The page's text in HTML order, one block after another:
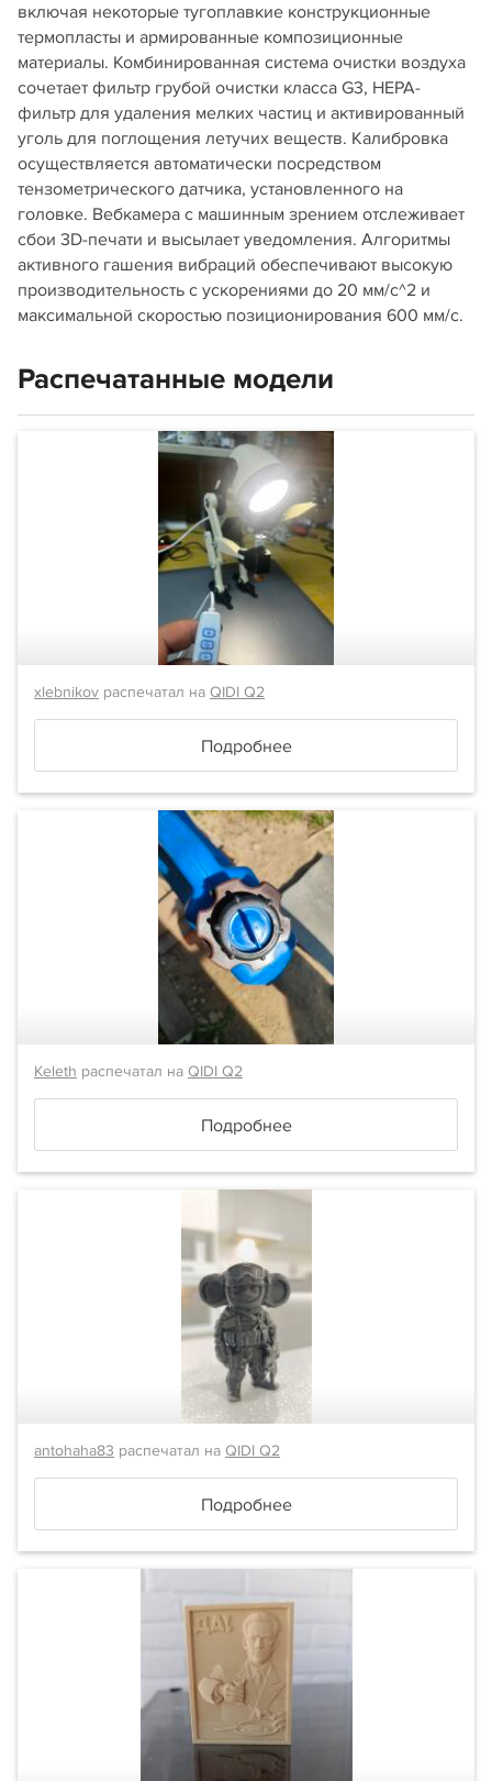
включая некоторые тугоплавкие конструкционные
термопласты и армированные композиционные
материалы. Комбинированная система очистки воздуха
сочетает фильтр грубой очистки класса G3, HEPA-
фильтр для удаления мелких частиц и активированный
уголь для поглощения летучих веществ. Калибровка
осуществляется автоматически посредством
тензометрического датчика, установленного на
головке. Вебкамера с машинным зрением отслеживает
сбои 3D-печати и высылает уведомления. Алгоритмы
активного гашения вибраций обеспечивают высокую
производительность с ускорениями до 20 мм/с^2 и
максимальной скоростью позиционирования 600 мм/c.
Распечатанные модели
xlebnikov распечатал на QIDI Q2
Подробнее
Keleth распечатал на QIDI Q2
Подробнее
antohaha83 распечатал на QIDI Q2
Подробнее